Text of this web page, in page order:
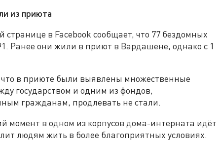
из приюта
в Facebook сообщает, что 77 бездомных
Ранее они жили в приют в Вардашене, однако с 1
в приюте были выявлены множественные
государством и одним из фондов,
гражданам, продлевать не стали.
момент в одном из корпусов дома-интерната идёт
людям жить в более благоприятных условиях.